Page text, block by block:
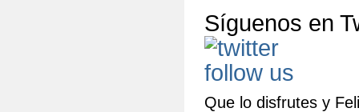
Síguenos en
Que lo disfrutes y